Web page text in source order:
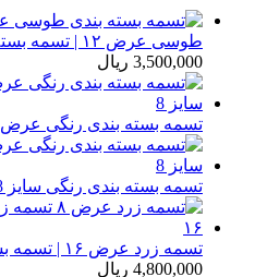
طوسی عرض ۱۲ | تسمه بسته‌بندی PP طوسی 12
3,500,000 ریال
تسمه بسته بندی رنگی عرض 12
تسمه بسته بندی رنگی سایز 8
تسمه زرد عرض ۱۶ | تسمه بسته‌بندی PP سایز 16
4,800,000 ریال